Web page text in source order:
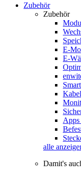
Zubehör
Zubehör
E-
E-
Kabel
alle
Damit's